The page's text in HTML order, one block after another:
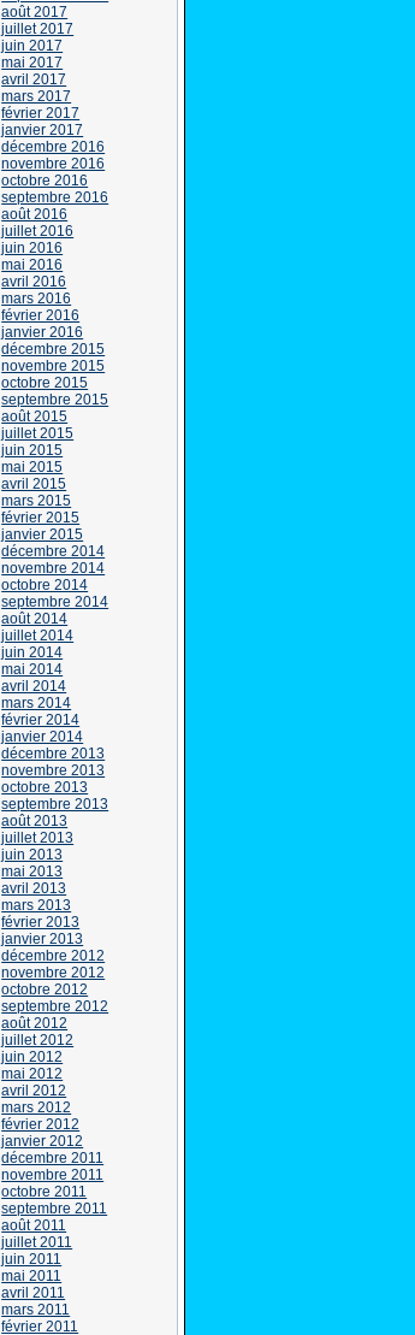
août 2017
juillet 2017
juin 2017
mai 2017
avril 2017
mars 2017
février 2017
janvier 2017
décembre 2016
novembre 2016
octobre 2016
septembre 2016
août 2016
juillet 2016
juin 2016
mai 2016
avril 2016
mars 2016
février 2016
janvier 2016
décembre 2015
novembre 2015
octobre 2015
septembre 2015
août 2015
juillet 2015
juin 2015
mai 2015
avril 2015
mars 2015
février 2015
janvier 2015
décembre 2014
novembre 2014
octobre 2014
septembre 2014
août 2014
juillet 2014
juin 2014
mai 2014
avril 2014
mars 2014
février 2014
janvier 2014
décembre 2013
novembre 2013
octobre 2013
septembre 2013
août 2013
juillet 2013
juin 2013
mai 2013
avril 2013
mars 2013
février 2013
janvier 2013
décembre 2012
novembre 2012
octobre 2012
septembre 2012
août 2012
juillet 2012
juin 2012
mai 2012
avril 2012
mars 2012
février 2012
janvier 2012
décembre 2011
novembre 2011
octobre 2011
septembre 2011
août 2011
juillet 2011
juin 2011
mai 2011
avril 2011
mars 2011
février 2011